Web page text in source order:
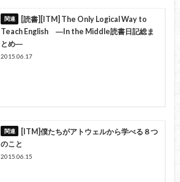
[読書][ITM] The Only Logical Way to
Teach English ―In the Middle読書日記総ま
とめ―
2015.06.17
[ITM]僕たちがアトウェルから学べる８つ
のこと
2015.06.15